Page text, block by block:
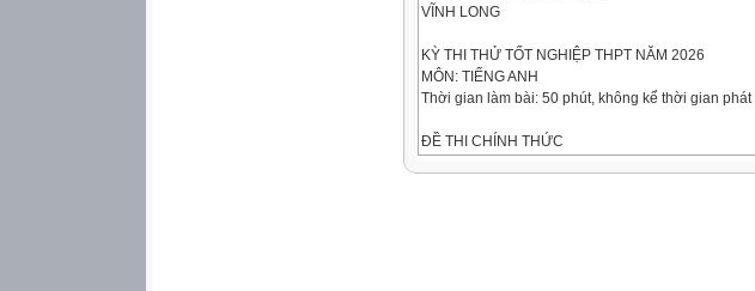
VĨNH LONG
KỲ THI THỬ TỐT NGHIỆP THPT NĂM 2026
MÔN: TIẾNG ANH
Thời gian làm bài: 50 phút, không kể thời gian phát
ĐỀ THI CHÍNH THỨC